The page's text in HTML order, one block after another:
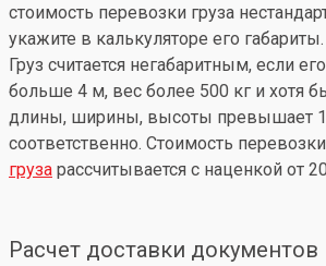
стоимость перевозки груза
укажите в калькуляторе его габариты.
Груз считается негабаритным, если
больше 4 м, вес более 500 кг и хотя
длины, ширины, высоты превышает
соответственно. Стоимость перевозки
груза рассчитывается с наценкой от
Расчет доставки документов